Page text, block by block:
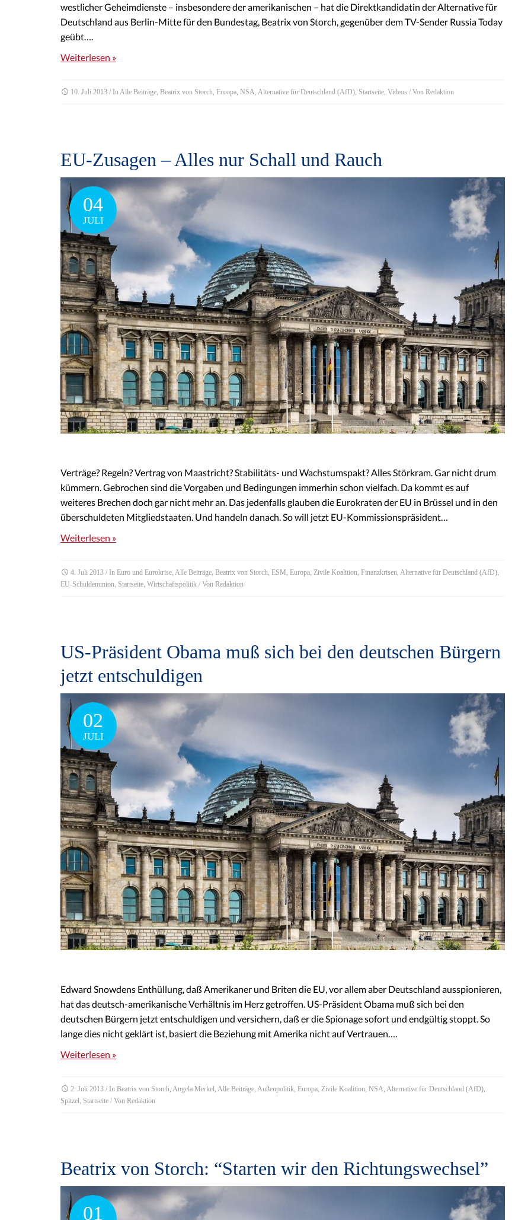
westlicher Geheimdienste – insbesondere der amerikanischen – hat die Direktkandidatin der Alternative für
Deutschland aus Berlin-Mitte für den Bundestag, Beatrix von Storch, gegenüber dem TV-Sender Russia Today
geübt….
Weiterlesen »
10. Juli 2013 / In Alle Beiträge Beatrix von Storch Europa NSA Alternative für Deutschland (AfD) Startseite Videos / Von Redaktion
EU-Zusagen – Alles nur Schall und Rauch
04
JULI
Verträge? Regeln? Vertrag von Maastricht? Stabilitäts- und Wachstumspakt? Alles Störkram. Gar nicht drum
kümmern. Gebrochen sind die Vorgaben und Bedingungen immerhin schon vielfach. Da kommt es auf
weiteres Brechen doch gar nicht mehr an. Das jedenfalls glauben die Eurokraten der EU in Brüssel und in den
überschuldeten Mitgliedstaaten. Und handeln danach. So will jetzt EU-Kommissionspräsident…
Weiterlesen »
4. Juli 2013 / In Euro und Eurokrise, Alle Beiträge, Beatrix von Storch, ESM, Europa, Zivile Koalition, Finanzkrisen, Alternative für Deutschland (AfD),
EU-Schuldenunion, Startseite, Wirtschaftspolitik / Von Redaktion
US-Präsident Obama muß sich bei den deutschen Bürgern
jetzt entschuldigen
02
JULI
Edward Snowdens Enthüllung, daß Amerikaner und Briten die EU, vor allem aber Deutschland ausspionieren,
hat das deutsch-amerikanische Verhältnis im Herz getroffen. US-Präsident Obama muß sich bei den
deutschen Bürgern jetzt entschuldigen und versichern, daß er die Spionage sofort und endgültig stoppt. So
lange dies nicht geklärt ist, basiert die Beziehung mit Amerika nicht auf Vertrauen….
Weiterlesen »
2. Juli 2013 / In Beatrix von Storch, Angela Merkel, Alle Beiträge, Außenpolitik, Europa, Zivile Koalition, NSA, Alternative für Deutschland (AfD),
Spitzel, Startseite / Von Redaktion
Beatrix von Storch: “Starten wir den Richtungswechsel”
01